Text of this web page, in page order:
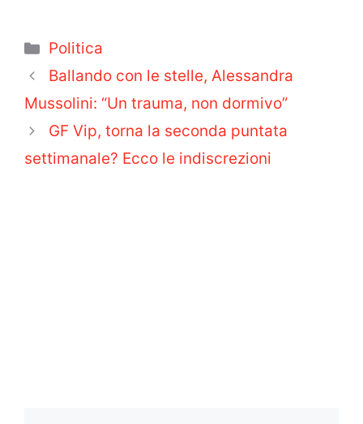
Categorie
Politica
Ballando con le stelle, Alessandra
Mussolini: “Un trauma, non dormivo”
GF Vip, torna la seconda puntata
settimanale? Ecco le indiscrezioni